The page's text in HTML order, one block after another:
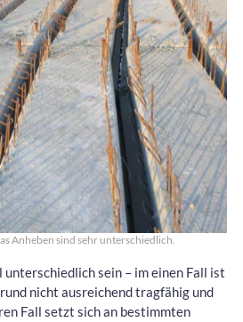
Anheben sind sehr unterschiedlich.
unterschiedlich sein – im einen Fall ist
nicht ausreichend tragfähig und
Fall setzt sich an bestimmten